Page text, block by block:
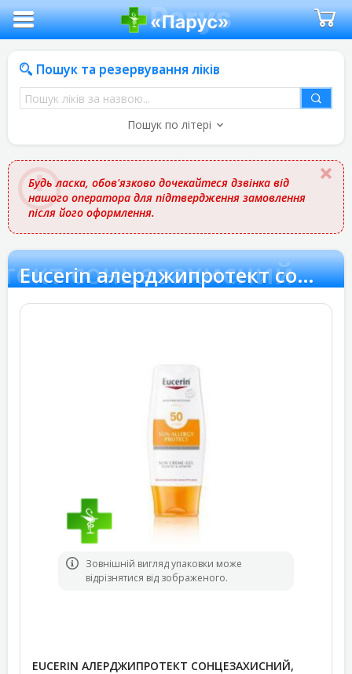
Пошук та резервування ліків
Пошук
ліків
назвою
Пошук по літері
Будь ласка, обов'язково дочекайтеся дзвінка від
нашого оператора для підтвердження замовлення
після його оформлення.
сонцезахиснийEucerin алерджипротект сонцезахисний
Зовнішній вигляд упаковки може
відрізнятися від зображеного.
EUCERIN АЛЕРДЖИПРОТЕКТ СОНЦЕЗАХИСНИЙ,